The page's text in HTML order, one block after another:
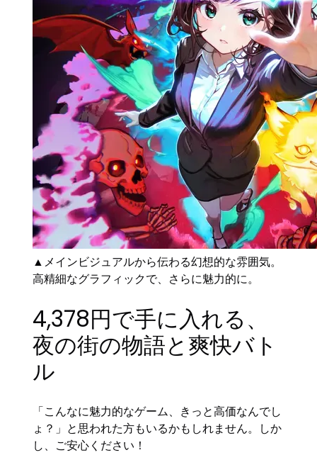
▲メインビジュアルから伝わる幻想的な雰囲気。
高精細なグラフィックで、さらに魅力的に。
4,378円で手に入れる、
夜の街の物語と爽快バト
ル
「こんなに魅力的なゲーム、きっと高価なんでし
ょ？」と思われた方もいるかもしれません。しか
し、ご安心ください！